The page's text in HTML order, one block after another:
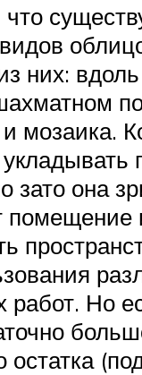
них:
мозаика.
зато она
помещение
работ. Но
остатка